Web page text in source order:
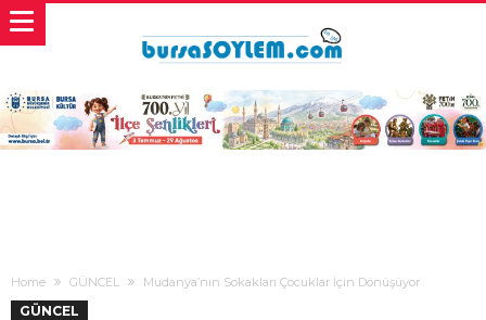
Home GÜNCEL Mudanya’nın Sokakları Çocuklar İçin Dönüşüyor
GÜNCEL